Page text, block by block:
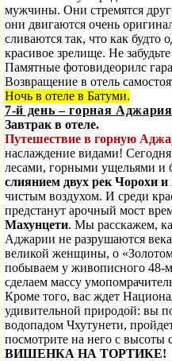
мужчины. Они стремятся
они двигаются очень
сливаются так, что как будто
красивое зрелище. Не
Памятные фотовидеорилс
Возвращение в отель
Ночь в отеле в Батуми.
7-й день – горная Аджария
Завтрак в отеле.
Путешествие в горную
наслаждение видами!
лесами, горными ущельями и
слиянием двух рек Чорохи
чистым воздухом. И среди
предстанут арочный мост
Махунцети. Мы расскажем,
Аджарии не разрушаются
великой женщины, о
побываем у живописного 48-
сделаем массу
Кроме того, вас ждет
удивительной природой: вы
водопадом Чхутунети,
посмотрите на него с высоты
ВИШЕНКА НА ТОРТИКЕ!